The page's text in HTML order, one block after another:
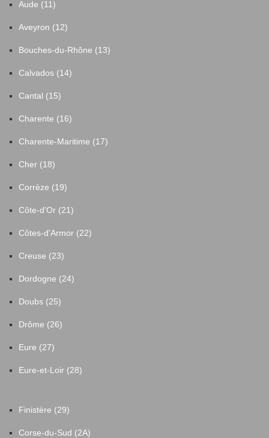
Aude (11)
Aveyron (12)
Bouches-du-Rhône (13)
Calvados (14)
Cantal (15)
Charente (16)
Charente-Maritime (17)
Cher (18)
Corrèze (19)
Côte-d'Or (21)
Côtes-d'Armor (22)
Creuse (23)
Dordogne (24)
Doubs (25)
Drôme (26)
Eure (27)
Eure-et-Loir (28)
Finistère (29)
Corse-du-Sud (2A)